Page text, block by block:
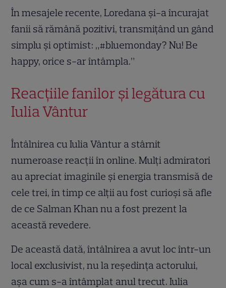
În mesajele recente, Loredana și-a încurajat
fanii să rămână pozitivi, transmițând un gând
simplu și optimist: „#bluemonday? Nu! Be
happy, orice s-ar întâmpla.”
Reacțiile fanilor și legătura cu
Iulia Vântur
Întâlnirea cu Iulia Vântur a stârnit
numeroase reacții în online. Mulți admiratori
au apreciat imaginile și energia transmisă de
cele trei, în timp ce alții au fost curioși să afle
de ce Salman Khan nu a fost prezent la
această revedere.
De această dată, întâlnirea a avut loc într-un
local exclusivist, nu la reședința actorului,
așa cum s-a întâmplat anul trecut. Iulia